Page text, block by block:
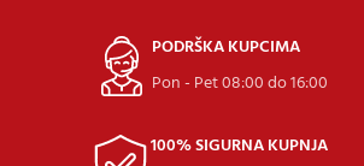
PODRŠKA KUPCIMA
Pon - Pet 08:00 do 16:00
100% SIGURNA KUPNJA